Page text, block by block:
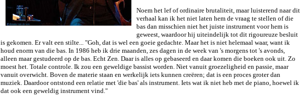
Noem het lef of ordinaire brutaliteit, maar luisterend naar dit
verhaal kan ik het niet laten hem de vraag te stellen of die
bas dan misschien niet het juiste instrument voor hem is
geweest, waardoor hij uiteindelijk tot dit rigoureuze besluit
is gekomen. Er valt een stilte... "Goh, dat is wel een goeie gedachte. Maar het is niet helemaal waar, want ik
houd enorm van die bas. In 1986 heb ik drie maanden, zes dagen in de week van 's morgens tot 's avonds,
alleen maar gestudeerd op de bas. Echt Zen. Daar is alles op gebaseerd en daar komen die boeken ook uit. Zo
moest het. Totale controle. Ik zou een geweldige bassist worden. Niet vanuit groezeligheid en passie, maar
vanuit overwicht. Boven de materie staan en werkelijk iets kunnen creëren; dat is een proces groter dan
muziek. Daardoor ontstond een relatie met 'die bas' als instrument. Iets wat ik niet heb met de piano, hoewel ik
dat ook een geweldig instrument vind."